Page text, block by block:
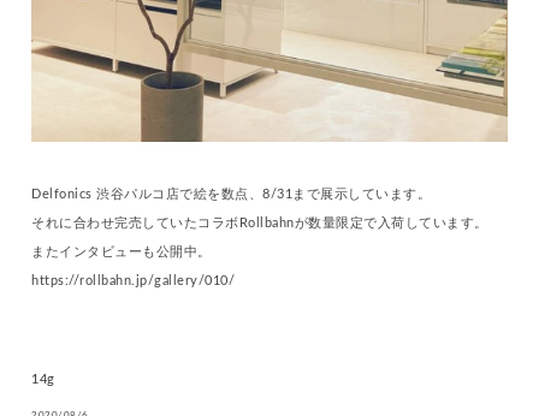
Delfonics 渋谷パルコ店で絵を数点、8/31まで展示しています。
それに合わせ完売していたコラボRollbahnが数量限定で入荷しています。
またインタビューも公開中。
https://rollbahn.jp/gallery/010/
14g